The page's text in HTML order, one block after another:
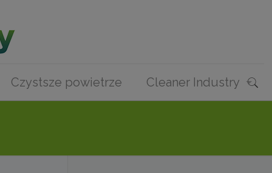
Czystsze powietrze Cleaner Industry